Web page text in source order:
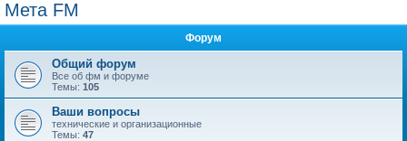
Мета FM
Форум
Общий форум
Все об фм и форуме
Темы: 105
Ваши вопросы
технические и организационные
Темы: 47